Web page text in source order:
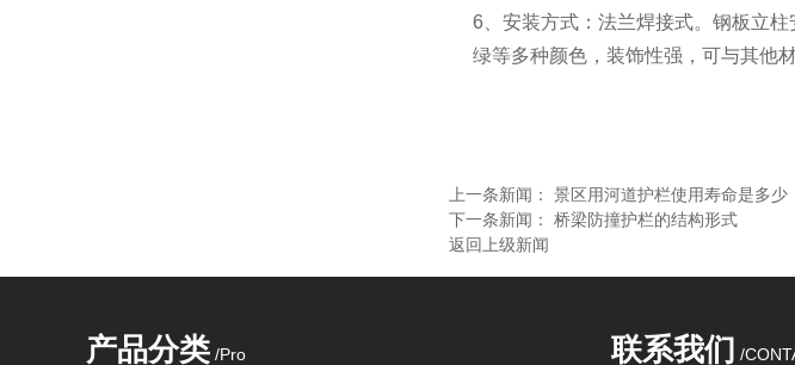
6、安装方式：法兰焊接式。钢板立
绿等多种颜色，装饰性强，可与其他
上一条新闻： 景区用河道护栏使用寿命是多少
下一条新闻： 桥梁防撞护栏的结构形式
返回上级新闻
产品分类 /Pro 联系我们 /